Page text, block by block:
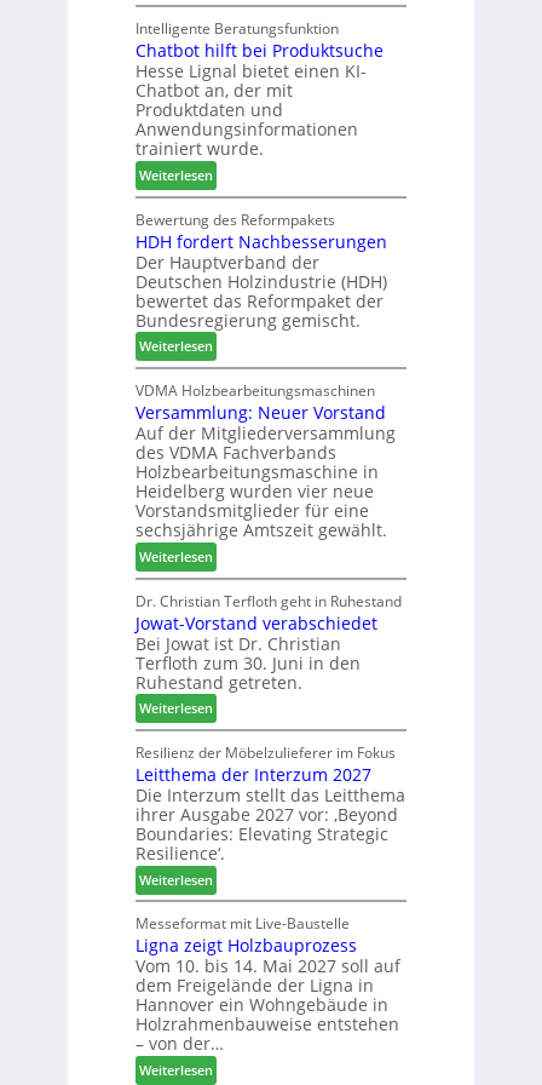
g
n
d
-
V
e
r
b
i
n
e
r
k
t
i
o
n
s
w
o
c
h
e
n
2
0
2
6
M
a
T
e
c
m
e
l
d
e
t
B
e
s
u
c
h
e
r
z
a
h
l
e
n
Intelligente Beratungsfunktion
Chatbot hilft bei Produktsuche
Hesse Lignal bietet einen KI-
Chatbot an, der mit
Produktdaten und
Anwendungsinformationen
trainiert wurde.
Weiterlesen:
C
h
a
t
b
o
t
h
i
l
t
b
e
i
P
r
o
u
k
t
s
u
c
e
Bewertung des Reformpakets
HDH fordert Nachbesserungen
Der Hauptverband der
Deutschen Holzindustrie (HDH)
bewertet das Reformpaket der
Bundesregierung gemischt.
Weiterlesen:
H
D
H
f
o
r
d
e
r
t
N
a
c
h
b
e
s
s
e
r
u
n
g
e
n
VDMA Holzbearbeitungsmaschinen
Versammlung: Neuer Vorstand
Auf der Mitgliederversammlung
des VDMA Fachverbands
Holzbearbeitungsmaschine in
Heidelberg wurden vier neue
Vorstandsmitglieder für eine
sechsjährige Amtszeit gewählt.
Weiterlesen:
V
e
r
s
a
m
m
l
u
n
g
:
N
e
u
e
r
V
o
r
t
a
n
Dr. Christian Terfloth geht in Ruhestand
Jowat-Vorstand verabschiedet
Bei Jowat ist Dr. Christian
Terfloth zum 30. Juni in den
Ruhestand getreten.
Weiterlesen:
J
o
w
a
t
-
V
o
r
s
t
a
n
d
v
e
r
Resilienz der Möbelzulieferer im Fokus
Leitthema der Interzum 2027
Die Interzum stellt das Leitthema
ihrer Ausgabe 2027 vor: ‚Beyond
Boundaries: Elevating Strategic
Resilience‘.
Weiterlesen:
L
e
i
t
t
h
e
m
a
Messeformat mit Live-Baustelle
Ligna zeigt Holzbauprozess
Vom 10. bis 14. Mai 2027 soll auf
dem Freigelände der Ligna in
Hannover ein Wohngebäude in
Holzrahmenbauweise entstehen
– von der…
Weiterlesen: